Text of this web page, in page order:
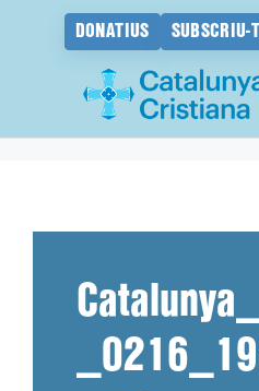
DONATIUS SUBSCRIU-